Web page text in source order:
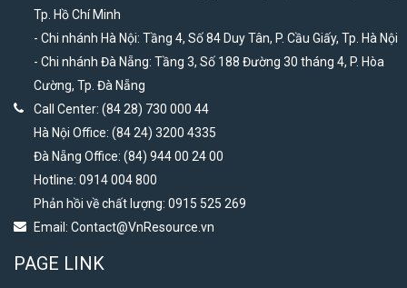
Tp. Hồ Chí Minh
- Chi nhánh Hà Nội: Tầng 4, Số 84 Duy Tân, P. Cầu Giấy, Tp. Hà Nội
- Chi nhánh Đà Nẵng: Tầng 3, Số 188 Đường 30 tháng 4, P. Hòa
Cường, Tp. Đà Nẵng
Call Center: (84 28) 730 000 44
Hà Nội Office: (84 24) 3200 4335
Đà Nẵng Office: (84) 944 00 24 00
Hotline: 0914 004 800
Phản hồi về chất lượng: 0915 525 269
Email: Contact@VnResource.vn
PAGE LINK